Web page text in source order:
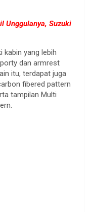
Unggulanya, Suzuki
kabin yang lebih
dan armrest
itu, terdapat juga
fibered pattern
tampilan Multi